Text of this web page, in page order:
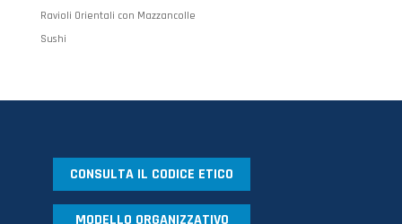
Ravioli Orientali con Mazzancolle
Sushi
CONSULTA IL CODICE ETICO